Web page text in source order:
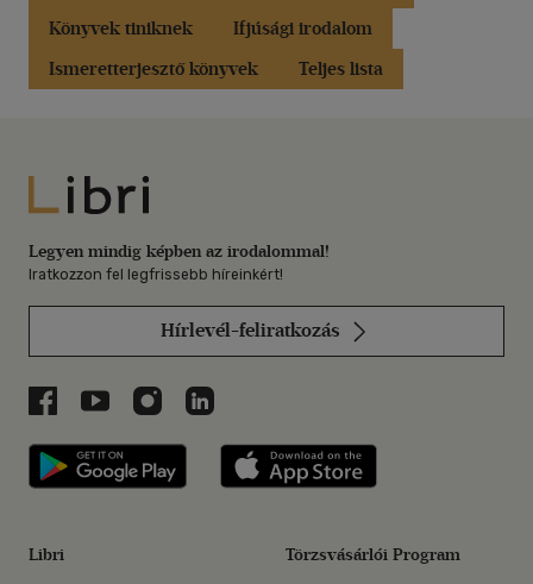
Könyvek tiniknek
Ifjúsági irodalom
Ismeretterjesztő könyvek
Teljes lista
Libri
Legyen mindig képben az irodalommal!
Iratkozzon fel legfrissebb híreinkért!
Hírlevél-feliratkozás
Libri a Facebookon
Libri a Youtube-on
Libri az Instagramon
Libri a LinkedInen
Libri applikáció Szerezd meg: Google
Libri Törzsvásárlói Program